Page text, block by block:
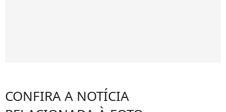
CONFIRA A NOTÍCIA